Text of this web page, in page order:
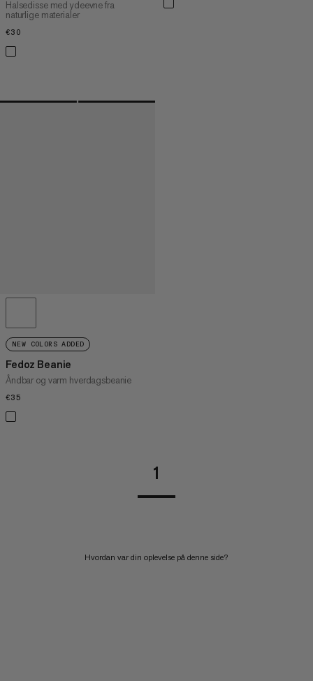
Halsedisse med ydeevne fra
naturlige materialer
€30
NEW COLORS ADDED
Fedoz Beanie
Åndbar og varm hverdagsbeanie
€35
1
Hvordan var din oplevelse på denne side?